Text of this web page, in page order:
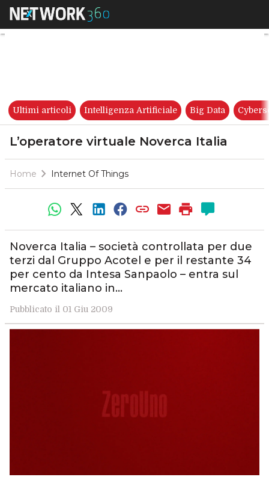
L’operatore virtuale Noverca
Ultimi articoli Intelligenza Artificiale Big Data
L’operatore virtuale Noverca Italia
Home Internet Of Things
Noverca Italia – società controllata per due
terzi dal Gruppo Acotel e per il restante 34
per cento da Intesa Sanpaolo – entra sul
mercato italiano in…
Pubblicato il 01 Giu 2009